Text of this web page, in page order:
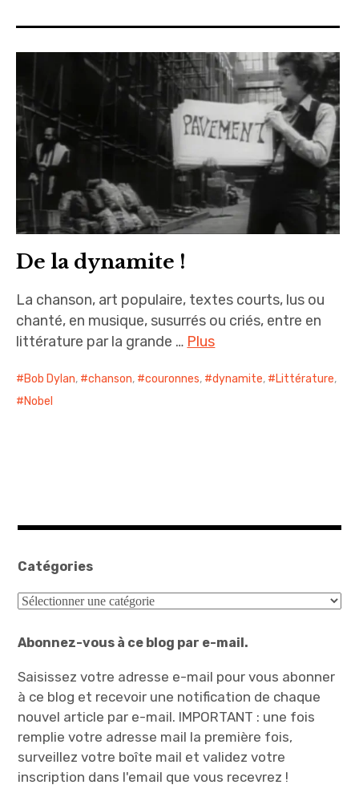
sites & blogs
poésie & cie
workshops & ateliers
De la dynamite !
La chanson, art populaire, textes courts, lus ou
chanté, en musique, susurrés ou criés, entre en
littérature par la grande … Plus
Bob Dylan, chanson, couronnes, dynamite, Littérature,
Nobel
Catégories
Catégories
Abonnez-vous à ce blog par e-mail.
Saisissez votre adresse e-mail pour vous abonner
à ce blog et recevoir une notification de chaque
nouvel article par e-mail. IMPORTANT : une fois
remplie votre adresse mail la première fois,
surveillez votre boîte mail et validez votre
inscription dans l'email que vous recevrez !